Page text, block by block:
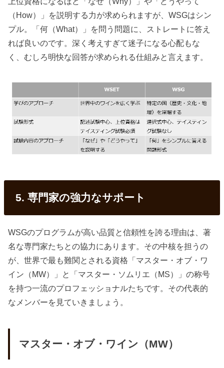
（How）」を説明する力が求められますが、WSGはシン
プル。「何（What）」を問う問題に、ストレートに答え
れば良いのです。深く考えすぎて迷子になる心配もな
く、むしろ明快な回答が求められる仕組みと言えます。
5. 専門家の強力なサポート
WSGのプログラムが高い品質と信頼性を誇る理由は、著
名な専門家たちとの協力にあります。その中核を担うの
が、世界で最も難関とされる資格「マスター・オブ・ワ
イン（MW）」と「マスター・ソムリエ（MS）」の称号
を持つ一流のプロフェッショナルたちです。その代表的
なメンバーを見ていきましょう。
マスター・オブ・ワイン（MW）